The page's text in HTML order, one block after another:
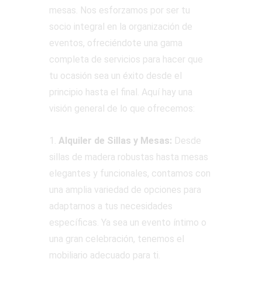
mesas. Nos esforzamos por ser tu
socio integral en la organización de
eventos, ofreciéndote una gama
completa de servicios para hacer que
tu ocasión sea un éxito desde el
principio hasta el final. Aquí hay una
visión general de lo que ofrecemos:
1. Alquiler de Sillas y Mesas: Desde
sillas de madera robustas hasta mesas
elegantes y funcionales, contamos con
una amplia variedad de opciones para
adaptarnos a tus necesidades
específicas. Ya sea un evento íntimo o
una gran celebración, tenemos el
mobiliario adecuado para ti.